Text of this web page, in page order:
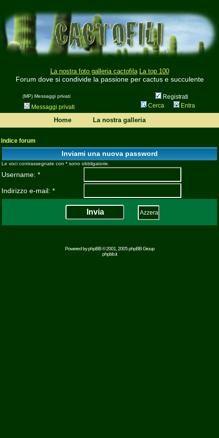
La nostra foto galleria cactofila La top 100
Forum dove si condivide la passione per cactus e succulente
(MP) Messaggi privati
Registrati
Messaggi privati
Cerca Entra
Home La nostra galleria
Indice forum
Inviami una nuova password
Le voci contrassegnate con * sono obbligatorie.
Username: *
Indirizzo e-mail: *
Powered byphpBB© 2001, 2005 phpBB Group
phpbb.it